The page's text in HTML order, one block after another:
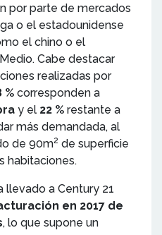
por parte de mercados
o el estadounidense
el chino o el
Cabe destacar
realizadas por
% corresponden a
y el 22 % restante a
más demandada, al
de 90m2 de superficie
habitaciones.
llevado a Century 21
en 2017 de
, lo que supone un